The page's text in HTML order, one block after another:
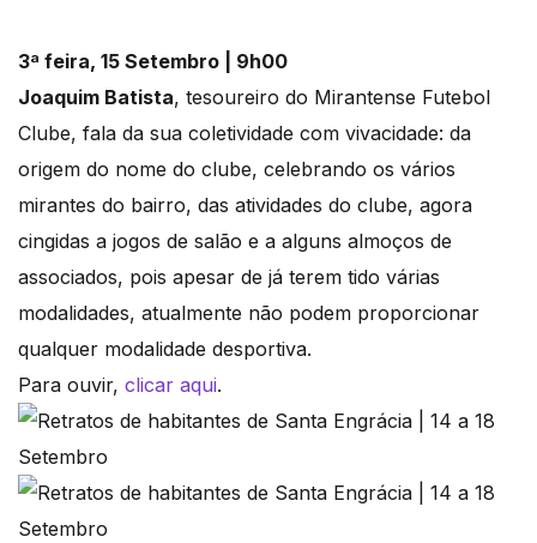
3ª feira, 15 Setembro | 9h00
Joaquim Batista, tesoureiro do Mirantense Futebol
Clube, fala da sua coletividade com vivacidade: da
origem do nome do clube, celebrando os vários
mirantes do bairro, das atividades do clube, agora
cingidas a jogos de salão e a alguns almoços de
associados, pois apesar de já terem tido várias
modalidades, atualmente não podem proporcionar
qualquer modalidade desportiva.
Para ouvir, clicar aqui.